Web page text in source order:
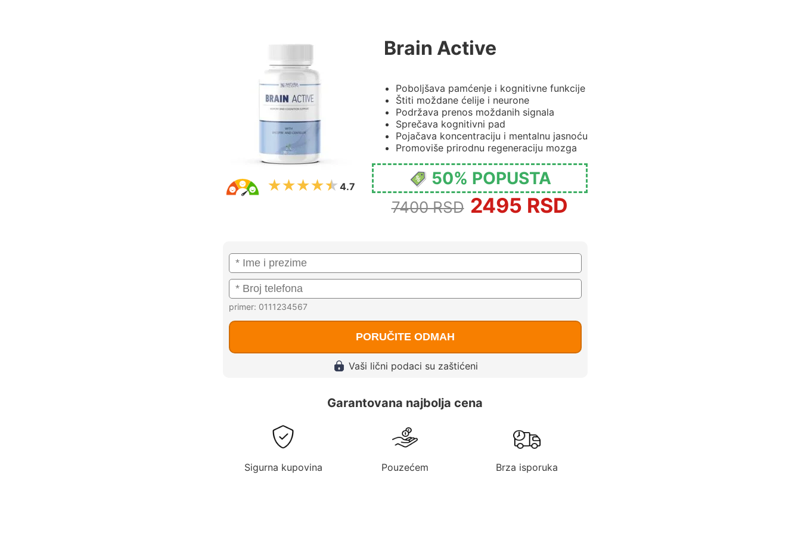
4.7
Brain Active
Poboljšava pamćenje i kognitivne funkcije
Štiti moždane ćelije i neurone
Podržava prenos moždanih signala
Sprečava kognitivni pad
Pojačava koncentraciju i mentalnu jasnoću
Promoviše prirodnu regeneraciju mozga
50% POPUSTA
7400 RSD 2495 RSD
primer: 0111234567
PORUČITE ODMAH
Vaši lični podaci su zaštićeni
Garantovana najbolja cena
Sigurna kupovina Pouzećem Brza isporuka